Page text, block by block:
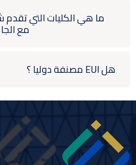
ما هي الكليات التي
مع
هل EUI مصنفة دوليا ؟